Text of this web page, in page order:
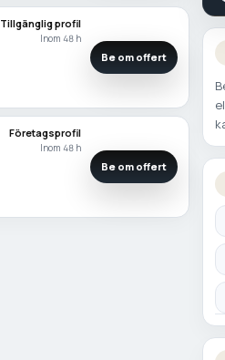
Tillgänglig profil
Inom 48 h
Be om offert
Företagsprofil
Inom 48 h
Be om offert